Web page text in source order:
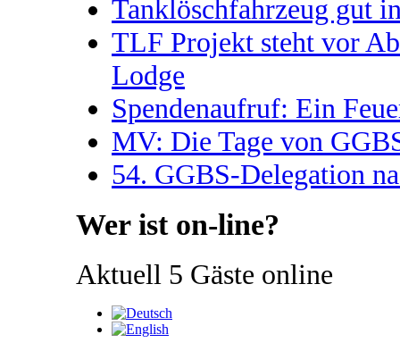
Tanklöschfahrzeug gut
TLF Projekt steht vor
Lodge
Spendenaufruf: Ein
MV: Die Tage von
54. GGBS-Delegation
Wer ist on-line?
Aktuell 5 Gäste online